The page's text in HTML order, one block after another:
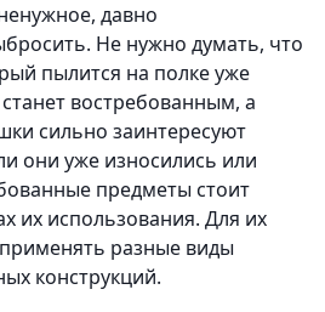
давно
Не нужно думать, что
пылится на полке уже
станет востребованным, а
сильно заинтересуют
они уже износились или
предметы стоит
их использования. Для их
разные виды
конструкций.